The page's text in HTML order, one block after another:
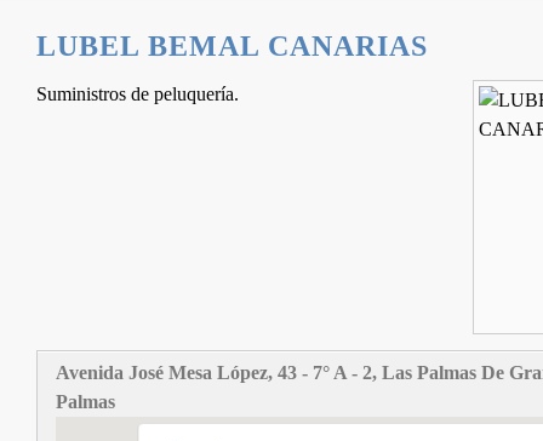
LUBEL BEMAL CANARIAS
Suministros de peluquería.
Avenida José Mesa López, 43 - 7° A - 2, Las Palmas De
Palmas